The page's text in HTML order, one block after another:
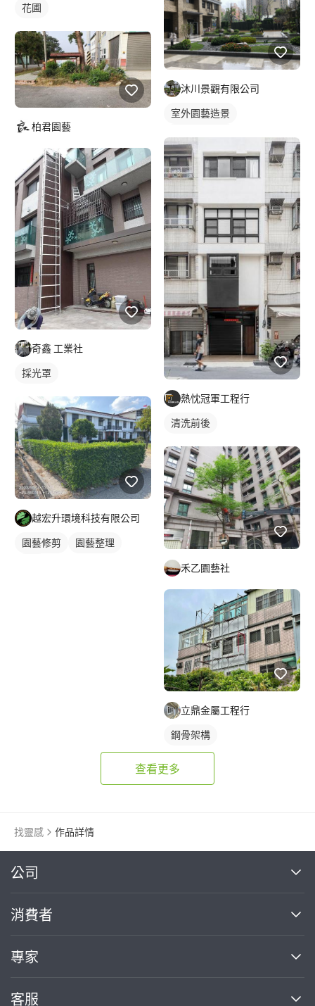
花圃
柏君園藝
奇鑫 工業社
採光罩
越宏升環境科技有限公司
園藝修剪
園藝整理
沐川景觀有限公司
室外園藝造景
熱忱冠軍工程行
清洗前後
禾乙園藝社
立鼎金屬工程行
鋼骨架構
查看更多
找靈感 作品詳情
公司
關於我們
部落格
加入我們
消費者
買服務
專家
案件中心
客服
繼續完成